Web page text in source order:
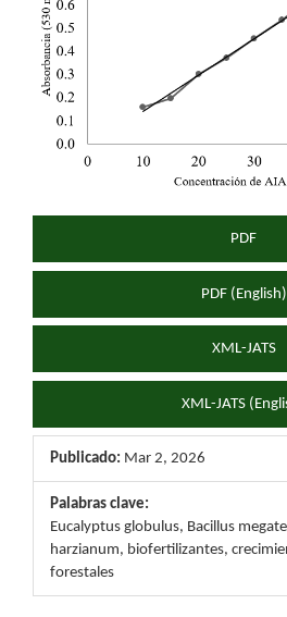
del
artículo
PDF
PDF (English)
XML-JATS
XML-JATS
Publicado: Mar 2, 2026
Palabras clave:
Eucalyptus globulus, Bacillus
harzianum, biofertilizantes,
forestales